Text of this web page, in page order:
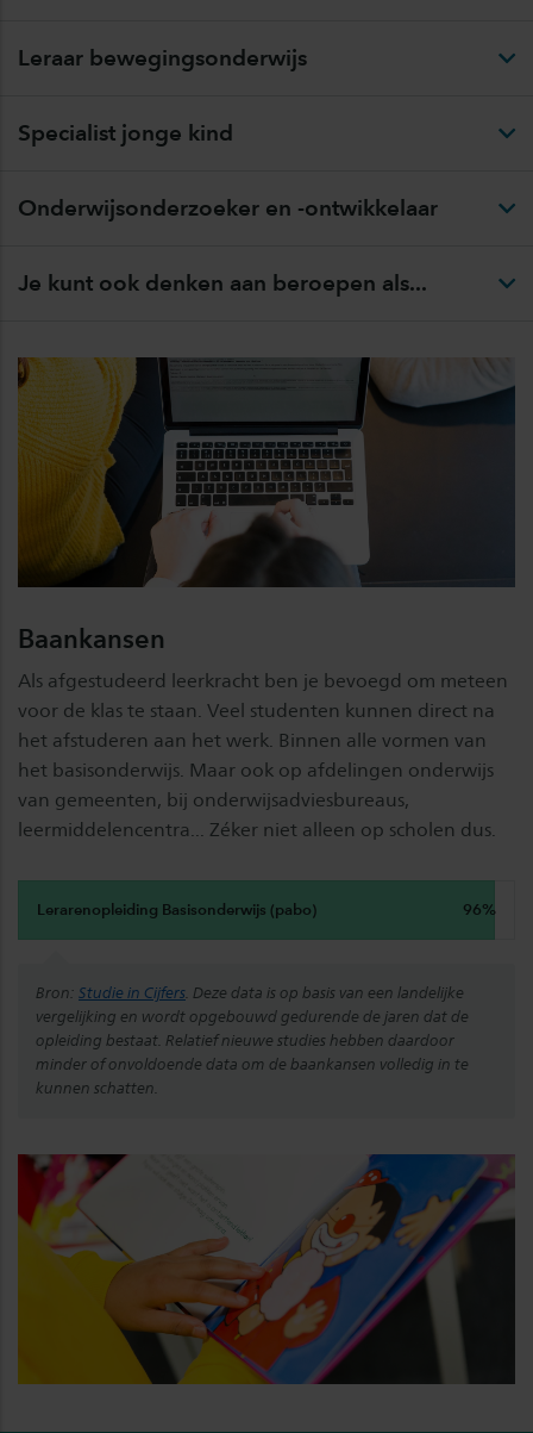
​Leraar bewegingsonderwijs
​Specialist jonge kind
​Onderwijsonderzoeker en -ontwikkelaar
Je kunt ook denken aan beroepen als...
Baankansen
Als afgestudeerd leerkracht ben je bevoegd om meteen
voor de klas te staan. Veel studenten kunnen direct na
het afstuderen aan het werk. Binnen alle vormen van
het basisonderwijs. Maar ook op afdelingen onderwijs
van gemeenten, bij onderwijsadviesbureaus,
leermiddelencentra... Zéker niet alleen op scholen dus.
​Lerarenopleiding Basisonderwijs (pabo) 96%
Bron: Studie in Cijfers . Deze data is op basis van een landelijke
vergelijking en wordt opgebouwd gedurende de jaren dat de
opleiding bestaat. Relatief nieuwe studies hebben daardoor
minder of onvoldoende data om de baankansen volledig in te
kunnen schatten.